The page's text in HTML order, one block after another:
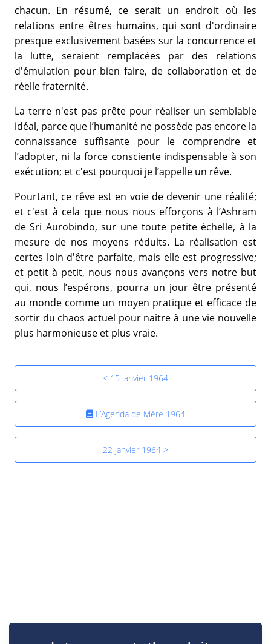
chacun. En résumé, ce serait un endroit où les
relations entre êtres humains, qui sont d'ordinaire
presque exclusivement basées sur la concurrence et
la lutte, seraient remplacées par des relations
d'émulation pour bien faire, de collaboration et de
réelle fraternité.
La terre n'est pas prête pour réaliser un semblable
idéal, parce que l’humanité ne possède pas encore la
connaissance suffisante pour le comprendre et
l’adopter, ni la force consciente indispensable à son
exécution; et c'est pourquoi je l’appelle un rêve.
Pourtant, ce rêve est en voie de devenir une réalité;
et c'est à cela que nous nous efforçons à l’Ashram
de Sri Aurobindo, sur une toute petite échelle, à la
mesure de nos moyens réduits. La réalisation est
certes loin d'être parfaite, mais elle est progressive;
et petit à petit, nous nous avançons vers notre but
qui, nous l’espérons, pourra un jour être présenté
au monde comme un moyen pratique et efficace de
sortir du chaos actuel pour naître à une vie nouvelle
plus harmonieuse et plus vraie.
< 15 janvier 1964
L’Agenda de Mère 1964
22 janvier 1964 >